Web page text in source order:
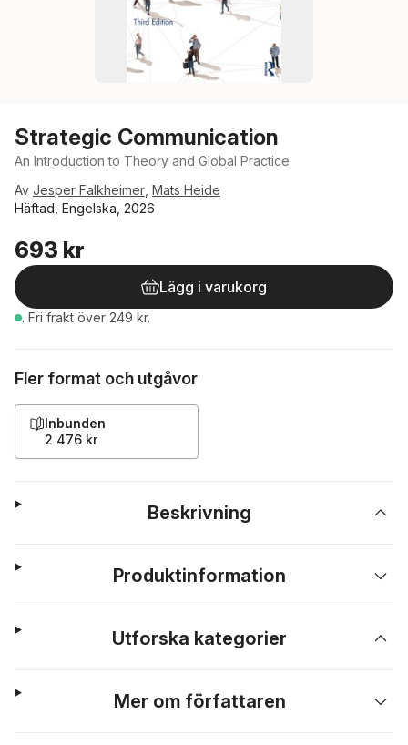
Strategic Communication
An Introduction to Theory and Global Practice
Av Jesper Falkheimer Mats Heide
Häftad, Engelska, 2026
693 kr
Lägg i varukorg
. Fri frakt över 249 kr.
Fler format och utgåvor
Inbunden
2 476 kr
Beskrivning
Produktinformation
Utforska kategorier
Mer om författaren